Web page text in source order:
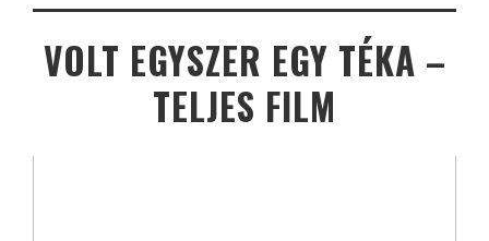
VOLT EGYSZER EGY TÉKA –
TELJES FILM